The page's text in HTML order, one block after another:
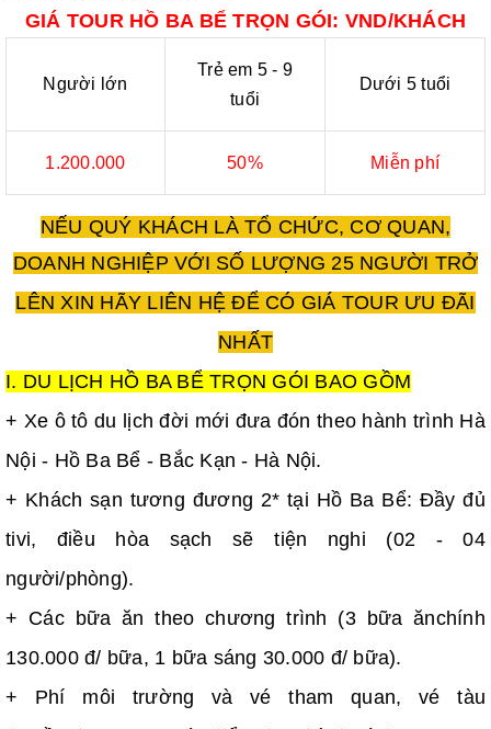
GIÁ TOUR HỒ BA BỂ TRỌN GÓI: VND/KHÁCH
Người lớn
Trẻ em 5 - 9
tuổi
Dưới 5 tuổi
1.200.000 50% Miễn phí
NẾU QUÝ KHÁCH LÀ TỔ CHỨC, CƠ QUAN,
DOANH NGHIỆP VỚI SỐ LƯỢNG 25 NGƯỜI TRỞ
LÊN XIN HÃY LIÊN HỆ ĐỂ CÓ GIÁ TOUR ƯU ĐÃI
NHẤT
I. DU LỊCH HỒ BA BỂ TRỌN GÓI BAO GỒM
+ Xe ô tô du lịch đời mới đưa đón theo hành trình Hà
Nội - Hồ Ba Bể - Bắc Kạn - Hà Nội.
+ Khách sạn tương đương 2* tại Hồ Ba Bể: Đầy đủ
tivi, điều hòa sạch sẽ tiện nghi (02 - 04
người/phòng).
+ Các bữa ăn theo chương trình (3 bữa ănchính
130.000 đ/ bữa, 1 bữa sáng 30.000 đ/ bữa).
+ Phí môi trường và vé tham quan, vé tàu